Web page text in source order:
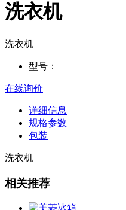
洗衣机
洗衣机
型号：
在线询价
详细信息
规格参数
包装
洗衣机
相关推荐